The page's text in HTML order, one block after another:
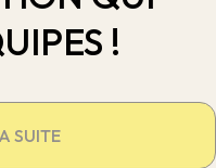
!
SUITE